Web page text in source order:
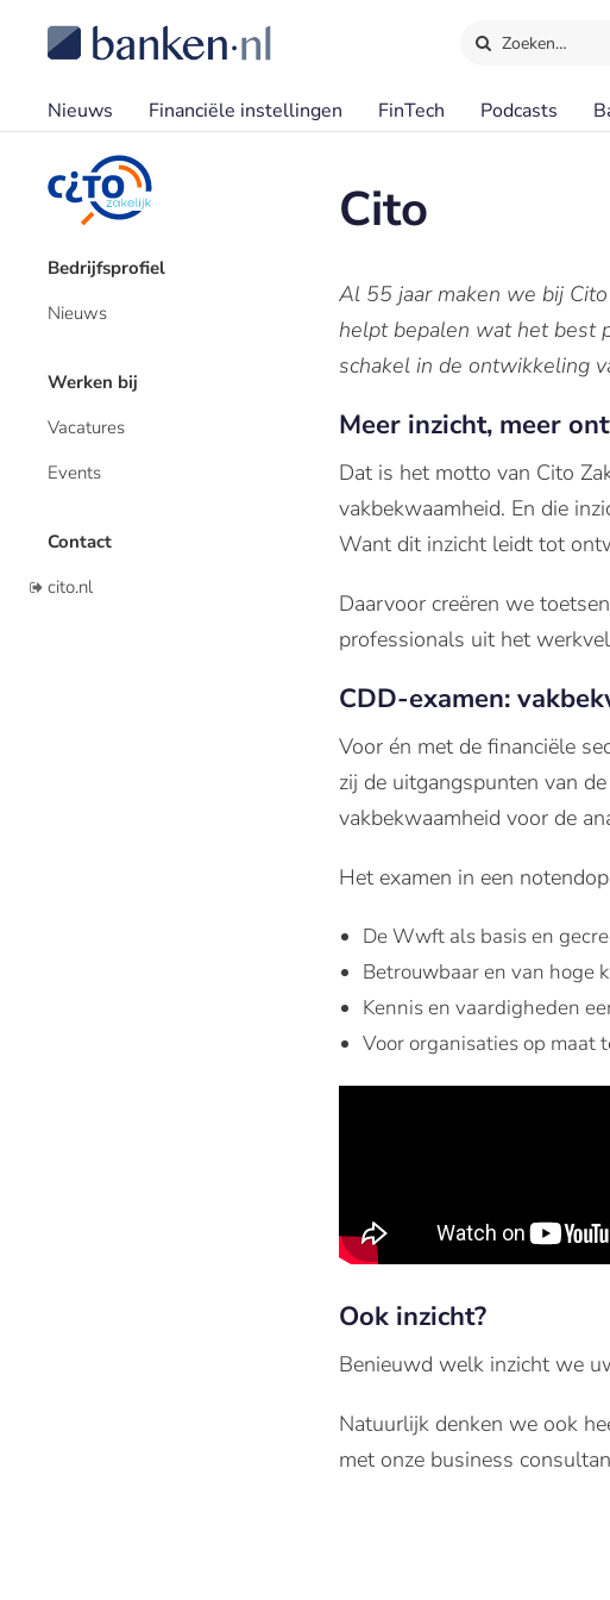
Zoeken…
Nieuws Financiële instellingen FinTech Podcasts
Bedrijfsprofiel
Nieuws
Werken bij
Vacatures
Events
Contact
cito.nl
Cito
Al 55 jaar maken we bij
helpt bepalen wat het best
schakel in de ontwikkeling
Meer inzicht, meer
Dat is het motto van Cito
vakbekwaamheid. En die
Want dit inzicht leidt tot
Daarvoor creëren we
professionals uit het
CDD-examen:
Voor én met de financiële
zij de uitgangspunten van
vakbekwaamheid voor de
Het examen in een
De Wwft als basis en
Betrouwbaar en van hoge
Kennis en vaardigheden
Voor organisaties op maat
Ook inzicht?
Benieuwd welk inzicht we
Natuurlijk denken we ook
met onze business